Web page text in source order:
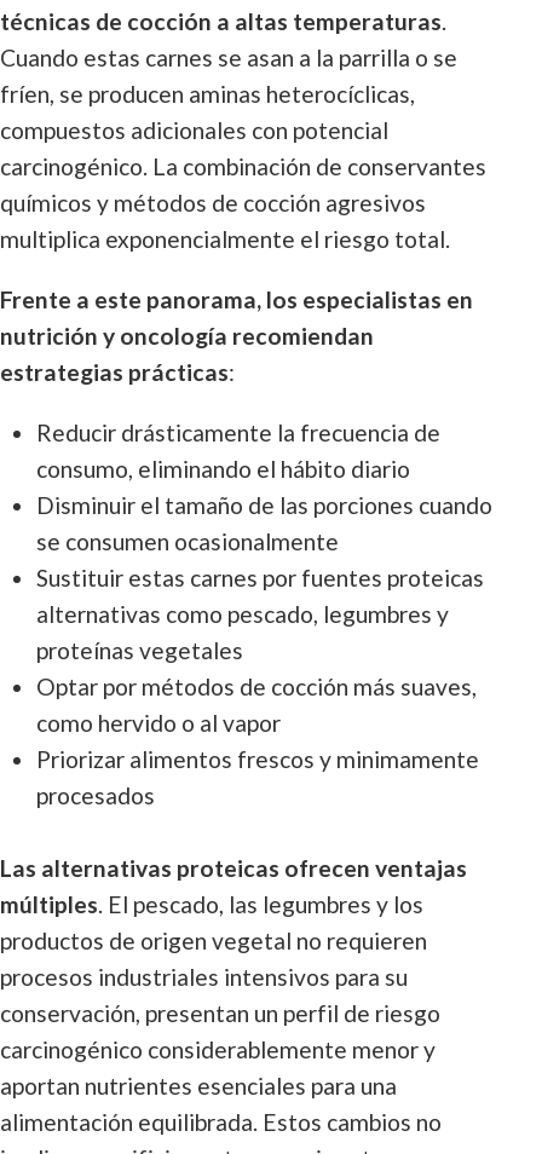
técnicas de cocción a altas temperaturas.
Cuando estas carnes se asan a la parrilla o se
fríen, se producen aminas heterocíclicas,
compuestos adicionales con potencial
carcinogénico. La combinación de conservantes
químicos y métodos de cocción agresivos
multiplica exponencialmente el riesgo total.
Frente a este panorama, los especialistas en
nutrición y oncología recomiendan
estrategias prácticas:
Reducir drásticamente la frecuencia de
consumo, eliminando el hábito diario
Disminuir el tamaño de las porciones cuando
se consumen ocasionalmente
Sustituir estas carnes por fuentes proteicas
alternativas como pescado, legumbres y
proteínas vegetales
Optar por métodos de cocción más suaves,
como hervido o al vapor
Priorizar alimentos frescos y minimamente
procesados
Las alternativas proteicas ofrecen ventajas
múltiples. El pescado, las legumbres y los
productos de origen vegetal no requieren
procesos industriales intensivos para su
conservación, presentan un perfil de riesgo
carcinogénico considerablemente menor y
aportan nutrientes esenciales para una
alimentación equilibrada. Estos cambios no